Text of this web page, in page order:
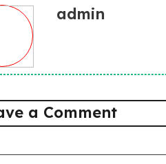
admin
a Comment